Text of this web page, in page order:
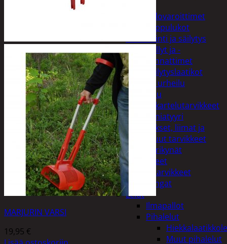
Palovaroittimet
Riippulukot
Varastointi ja säilytys
Hyllyt ja -
kannattimet
Säilytyslaatikot
Vapaa-aika ja urheilu
Askartelu
Askartelutarvikkeet
Miniatyyri
Sakset, liimat ja
muut tarvikkeet
Värikynät
Harrasteet
Käsityötarvikkeet
Langat
Lelut
Ilmapallot
Pihalelut
Muut pihalelut
MARJURIN VARSI
19,95 €